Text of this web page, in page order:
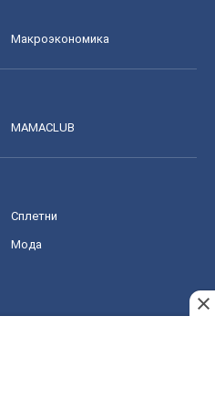
Mакроэкономика
MAMACLUB
Сплетни
Мода